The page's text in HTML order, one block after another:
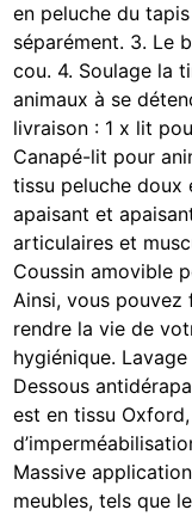
en peluche du
séparément. 3. Le
cou. 4. Soulage la
animaux à se
livraison : 1 x lit
Canapé-lit pour
tissu peluche doux
apaisant et
articulaires et
Coussin amovible
Ainsi, vous pouvez
rendre la vie de
hygiénique.
Dessous
est en tissu
Massive
meubles, tels que